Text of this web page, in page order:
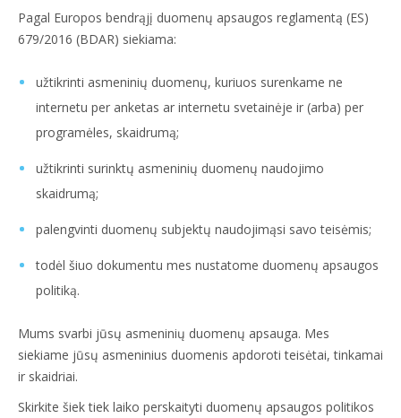
Pagal Europos bendrąjį duomenų apsaugos reglamentą (ES)
679/2016 (BDAR) siekiama:
užtikrinti asmeninių duomenų, kuriuos surenkame ne
internetu per anketas ar internetu svetainėje ir (arba) per
programėles, skaidrumą;
užtikrinti surinktų asmeninių duomenų naudojimo
skaidrumą;
palengvinti duomenų subjektų naudojimąsi savo teisėmis;
todėl šiuo dokumentu mes nustatome duomenų apsaugos
politiką.
Mums svarbi jūsų asmeninių duomenų apsauga. Mes
siekiame jūsų asmeninius duomenis apdoroti teisėtai, tinkamai
ir skaidriai.
Skirkite šiek tiek laiko perskaityti duomenų apsaugos politikos